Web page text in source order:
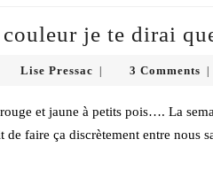
je te dirai
Lise PressacLise
3 Comments
de faire ça discrètement entre nous